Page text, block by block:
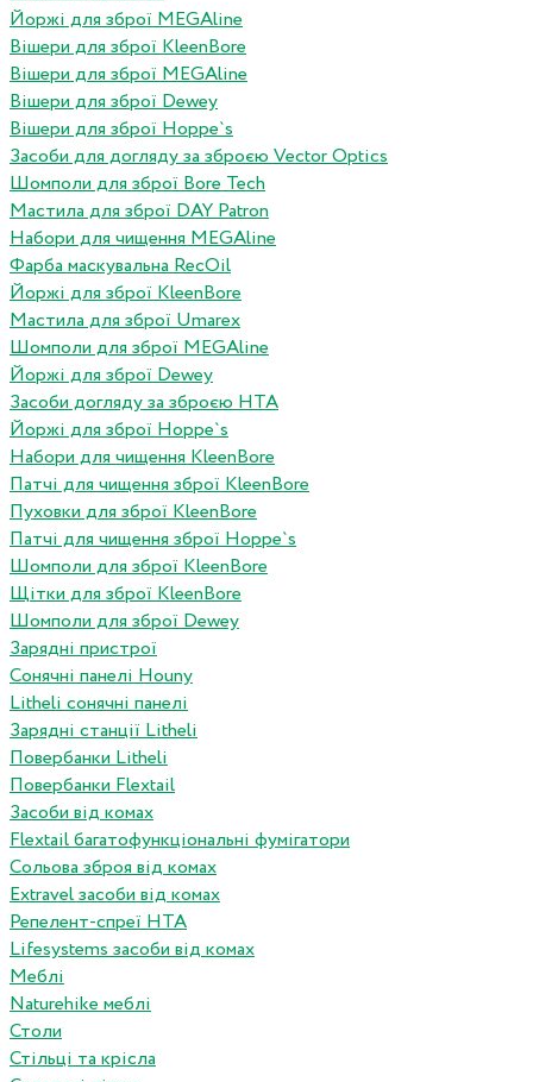
Йоржі для зброї MEGAline
Вішери для зброї KleenBore
Вішери для зброї MEGAline
Вішери для зброї Dewey
Вішери для зброї Hoppe`s
Засоби для догляду за зброєю Vector Optics
Шомполи для зброї Bore Tech
Мастила для зброї DAY Patron
Набори для чищення MEGAline
Фарба маскувальна RecOil
Йоржі для зброї KleenBore
Мастила для зброї Umarex
Шомполи для зброї MEGAline
Йоржі для зброї Dewey
Засоби догляду за зброєю HTA
Йоржі для зброї Hoppe`s
Набори для чищення KleenBore
Патчі для чищення зброї KleenBore
Пуховки для зброї KleenBore
Патчі для чищення зброї Hoppe`s
Шомполи для зброї KleenBore
Щітки для зброї KleenBore
Шомполи для зброї Dewey
Зарядні пристрої
Сонячні панелі Houny
Litheli сонячні панелі
Зарядні станції Litheli
Повербанки Litheli
Повербанки Flextail
Засоби від комах
Flextail багатофункціональні фумігатори
Сольова зброя від комах
Extravel засоби від комах
Репелент-спреї HTA
Lifesystems засоби від комах
Меблі
Naturehike меблі
Столи
Стільці та крісла